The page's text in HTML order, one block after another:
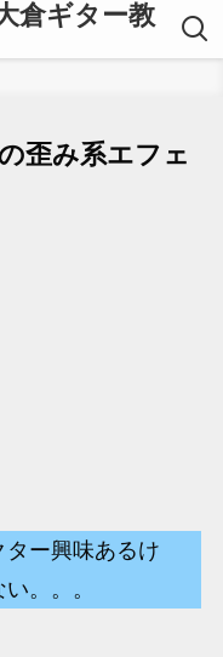
倉ギター教
歪み系エフェ
ー興味あるけ
。。。